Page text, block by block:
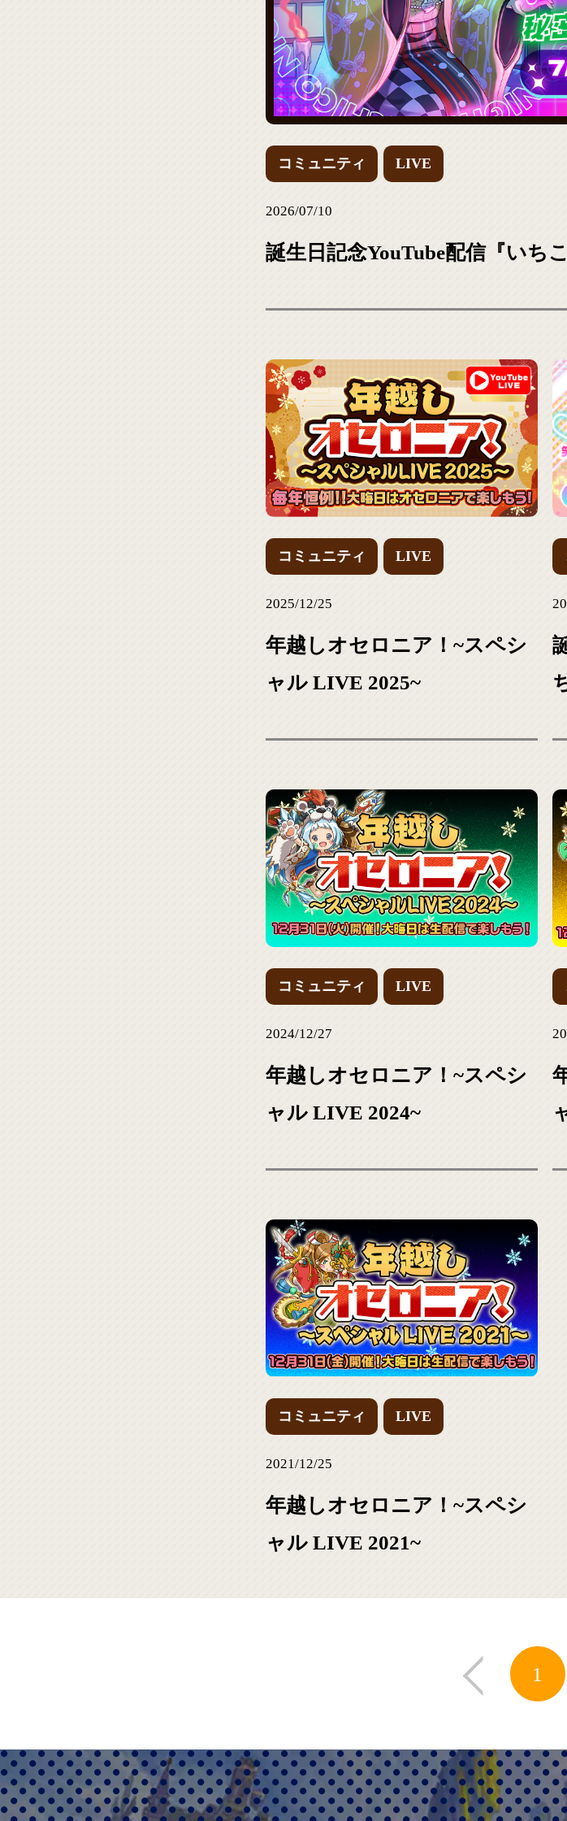
コミュニティ LIVE
2026/07/10
誕生日記念YouTube配信『いち
コミュニティ LIVE
2025/12/25
年越しオセロニア！~スペシ
ャル LIVE 2025~
コミュニティ LIVE
2024/12/27
年越しオセロニア！~スペシ
ャル LIVE 2024~
コミュニティ LIVE
2021/12/25
年越しオセロニア！~スペシ
ャル LIVE 2021~
1
disable next link